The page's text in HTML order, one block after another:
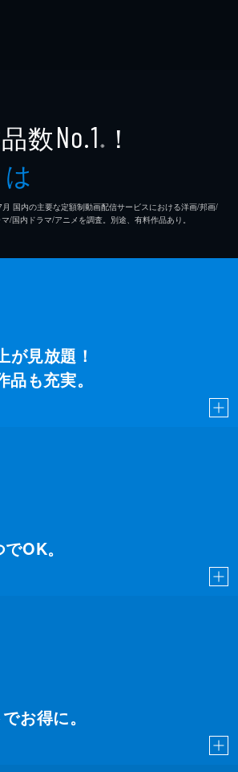
数No.1 ※ ！
国内の主要な定額制動画配信サービスにおける洋画/邦画/
/国内ドラマ/アニメを調査。別途、有料作品あり。
が見放題！
も充実。
OK。
お得に。